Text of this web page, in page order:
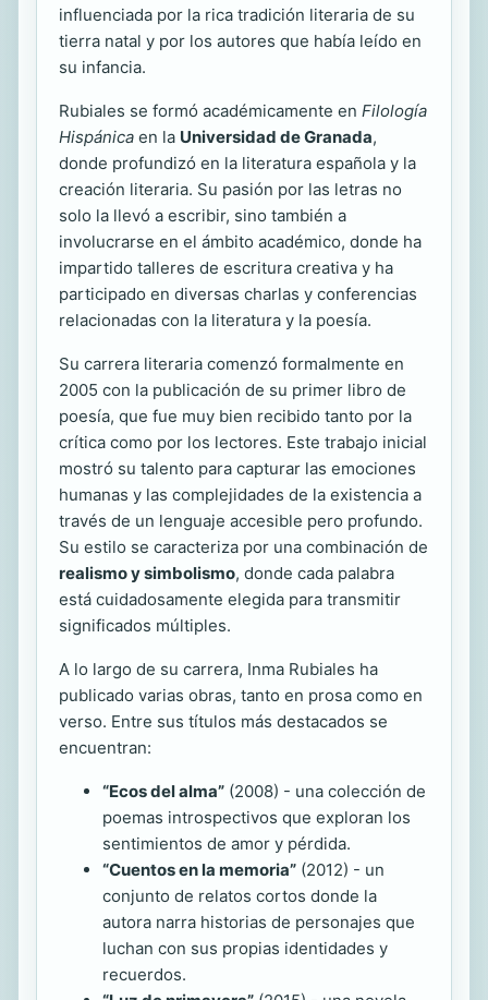
influenciada por la rica tradición literaria de su
tierra natal y por los autores que había leído en
su infancia.
Rubiales se formó académicamente en Filología
Hispánica en la Universidad de Granada,
donde profundizó en la literatura española y la
creación literaria. Su pasión por las letras no
solo la llevó a escribir, sino también a
involucrarse en el ámbito académico, donde ha
impartido talleres de escritura creativa y ha
participado en diversas charlas y conferencias
relacionadas con la literatura y la poesía.
Su carrera literaria comenzó formalmente en
2005 con la publicación de su primer libro de
poesía, que fue muy bien recibido tanto por la
crítica como por los lectores. Este trabajo inicial
mostró su talento para capturar las emociones
humanas y las complejidades de la existencia a
través de un lenguaje accesible pero profundo.
Su estilo se caracteriza por una combinación de
realismo y simbolismo, donde cada palabra
está cuidadosamente elegida para transmitir
significados múltiples.
A lo largo de su carrera, Inma Rubiales ha
publicado varias obras, tanto en prosa como en
verso. Entre sus títulos más destacados se
encuentran:
“Ecos del alma” (2008) - una colección de
poemas introspectivos que exploran los
sentimientos de amor y pérdida.
“Cuentos en la memoria” (2012) - un
conjunto de relatos cortos donde la
autora narra historias de personajes que
luchan con sus propias identidades y
recuerdos.